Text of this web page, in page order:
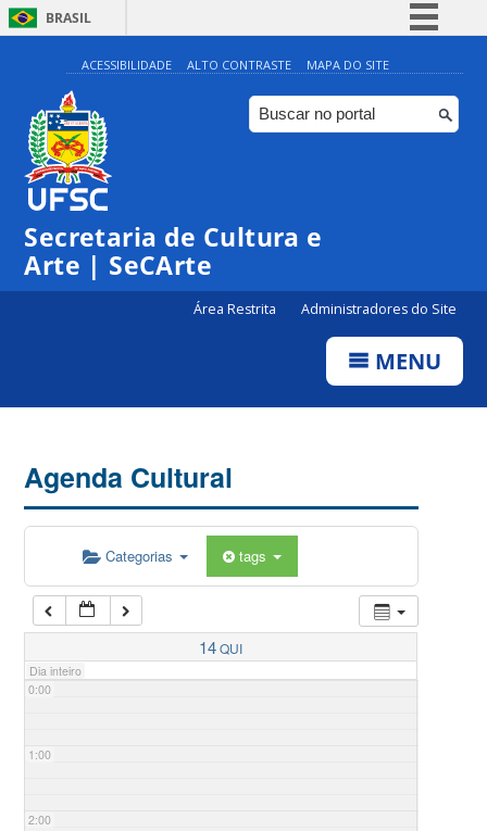
BRASIL
Simplifique!
Comunica BR
Participe
ACESSIBILIDADE ALTO CONTRASTE MAPA DO SITE
Secretaria de Cultura e
Arte | SeCArte
Área Restrita Administradores do Site
MENU
Agenda Cultural
Categorias tags
14QUI
Dia inteiro
0:00
1:00
2:00